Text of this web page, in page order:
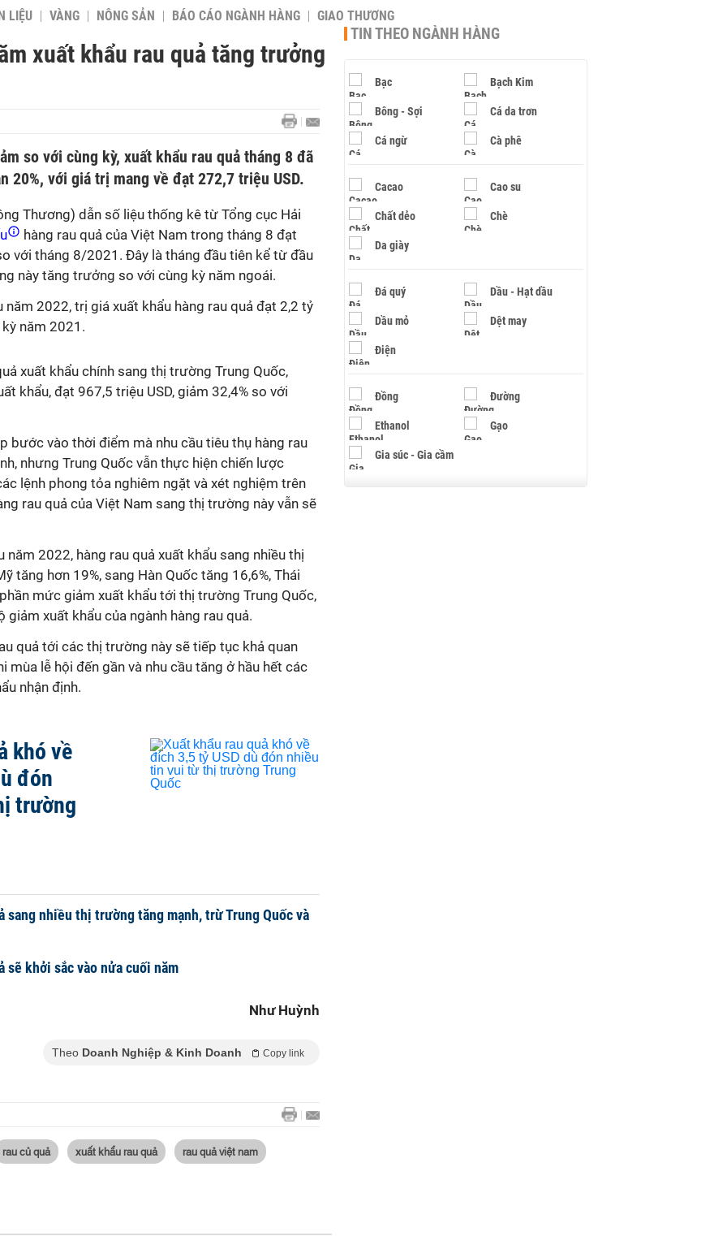
LIỆU VÀNG NÔNG SẢN BÁO CÁO NGÀNH HÀNG GIAO THƯƠNG
xuất khẩu rau quả tăng trưởng
so với cùng kỳ, xuất khẩu rau quả tháng 8 đã
20%, với giá trị mang về đạt 272,7 triệu USD.
Thương) dẫn số liệu thống kê từ Tổng cục Hải
hàng rau quả của Việt Nam trong tháng 8 đạt
với tháng 8/2021. Đây là tháng đầu tiên kể từ đầu
này tăng trưởng so với cùng kỳ năm ngoái.
2022, trị giá xuất khẩu hàng rau quả đạt 2,2 tỷ
kỳ năm 2021.
xuất khẩu chính sang thị trường Trung Quốc,
khẩu, đạt 967,5 triệu USD, giảm 32,4% so với
bước vào thời điểm mà nhu cầu tiêu thụ hàng rau
nhưng Trung Quốc vẫn thực hiện chiến lược
lệnh phong tỏa nghiêm ngặt và xét nghiệm trên
rau quả của Việt Nam sang thị trường này vẫn sẽ
năm 2022, hàng rau quả xuất khẩu sang nhiều thị
tăng hơn 19%, sang Hàn Quốc tăng 16,6%, Thái
mức giảm xuất khẩu tới thị trường Trung Quốc,
xuất khẩu của ngành hàng rau quả.
quả tới các thị trường này sẽ tiếp tục khả quan
mùa lễ hội đến gần và nhu cầu tăng ở hầu hết các
nhận định.
khó về
đón
trường
sang nhiều thị trường tăng mạnh, trừ Trung Quốc và
sẽ khởi sắc vào nửa cuối năm
Như Huỳnh
Theo Doanh Nghiệp & Kinh Doanh Copy link
rau củ quả xuất khẩu rau quả rau quả việt nam
TIN THEO NGÀNH HÀNG
Bạc Bạch Kim
Bông - Sợi Cá da trơn
Cá ngừ Cà phê
Cacao Cao su
Chất dẻo Chè
Da giày
Đá quý Dầu - Hạt dầu
Dầu mỏ Dệt may
Điện
Đồng Đường
Ethanol Gạo
Gia súc - Gia cầm